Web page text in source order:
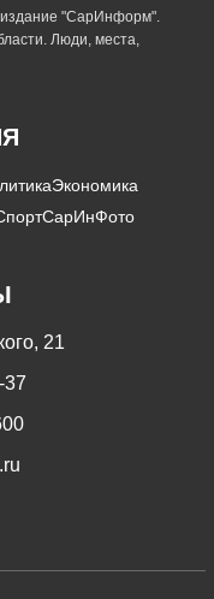
"СарИнформ".
Люди, места,
Экономика
СарИнФото
21
37